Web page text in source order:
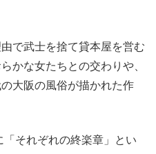
で武士を捨て貸本屋を営む
かな女たちとの交わりや、
大阪の風俗が描かれた作
それぞれの終楽章」とい